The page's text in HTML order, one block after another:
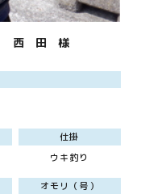
西 田 様
仕掛
ウキ釣り
オモリ（号）